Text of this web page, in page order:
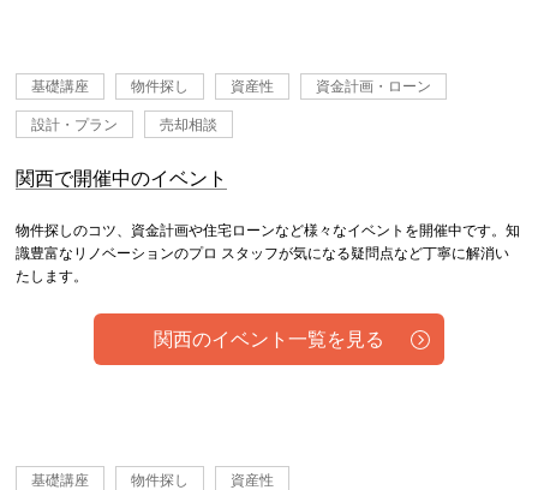
基礎講座 物件探し 資産性 資金計画・ローン
設計・プラン 売却相談
関西で開催中のイベント
物件探しのコツ、資金計画や住宅ローンなど様々なイベントを開催中です。知
識豊富なリノベーションのプロ スタッフが気になる疑問点など丁寧に解消い
たします。
関西のイベント一覧を見る
基礎講座 物件探し 資産性